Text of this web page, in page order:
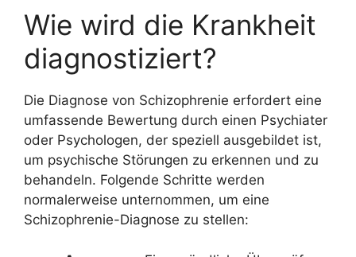
Wie wird die Krankheit
diagnostiziert?
Die Diagnose von Schizophrenie erfordert eine
umfassende Bewertung durch einen Psychiater
oder Psychologen, der speziell ausgebildet ist,
um psychische Störungen zu erkennen und zu
behandeln. Folgende Schritte werden
normalerweise unternommen, um eine
Schizophrenie-Diagnose zu stellen: